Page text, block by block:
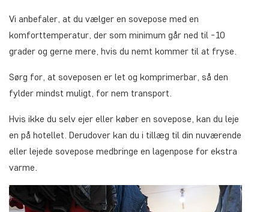
Vi anbefaler, at du vælger en sovepose med en
komforttemperatur, der som minimum går ned til -10
grader og gerne mere, hvis du nemt kommer til at fryse.
Sørg for, at soveposen er let og komprimerbar, så den
fylder mindst muligt, for nem transport.
Hvis ikke du selv ejer eller køber en sovepose, kan du leje
en på hotellet. Derudover kan du i tillæg til din nuværende
eller lejede sovepose medbringe en lagenpose for ekstra
varme.